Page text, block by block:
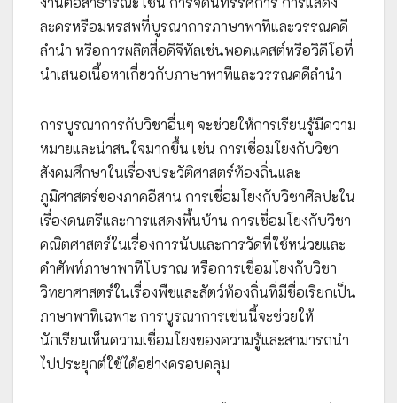
ละครหรือมหรสพที่บูรณาการภาษาพาทีและวรรณคดี
ลำนำ หรือการผลิตสื่อดิจิทัลเช่นพอดแคสต์หรือวิดีโอที่
นำเสนอเนื้อหาเกี่ยวกับภาษาพาทีและวรรณคดีลำนำ
การบูรณาการกับวิชาอื่นๆ จะช่วยให้การเรียนรู้มีความ
หมายและน่าสนใจมากขึ้น เช่น การเชื่อมโยงกับวิชา
สังคมศึกษาในเรื่องประวัติศาสตร์ท้องถิ่นและ
ภูมิศาสตร์ของภาคอีสาน การเชื่อมโยงกับวิชาศิลปะใน
เรื่องดนตรีและการแสดงพื้นบ้าน การเชื่อมโยงกับวิชา
คณิตศาสตร์ในเรื่องการนับและการวัดที่ใช้หน่วยและ
คำศัพท์ภาษาพาทีโบราณ หรือการเชื่อมโยงกับวิชา
วิทยาศาสตร์ในเรื่องพืชและสัตว์ท้องถิ่นที่มีชื่อเรียกเป็น
ภาษาพาทีเฉพาะ การบูรณาการเช่นนี้จะช่วยให้
นักเรียนเห็นความเชื่อมโยงของความรู้และสามารถนำ
ไปประยุกต์ใช้ได้อย่างครอบคลุม